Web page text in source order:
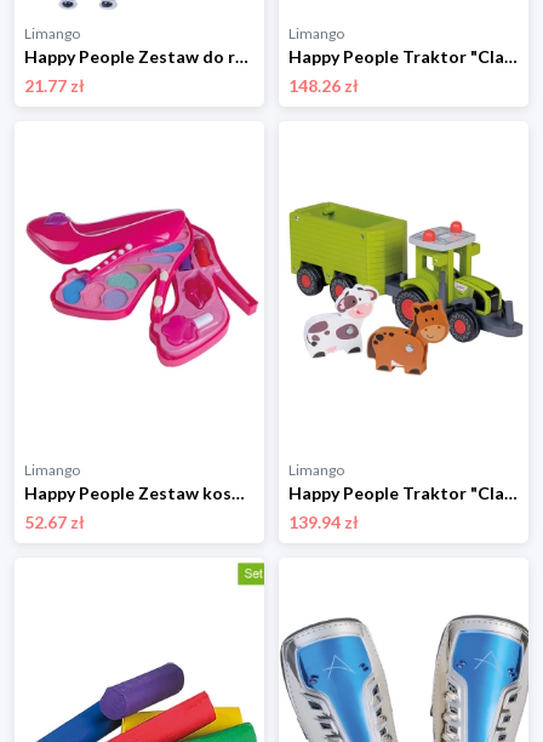
Limango
Happy People Zestaw do rękodzieła (produkt niespodzianka) rozmiar: onesize
21.77 zł
Limango
Happy People Traktor "Claas Axion 870" z przyczepą - 2+ rozmiar: onesize
148.26 zł
Limango
Happy People Zestaw kosmetyków "High Heel" - 3+ rozmiar: onesize
52.67 zł
Limango
Happy People Traktor "Claas Axion 870" - 2+ rozmiar: onesize
139.94 zł